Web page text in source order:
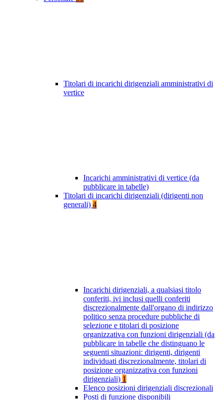
Titolari di incarichi dirigenziali amministrativi di
vertice
Incarichi amministrativi di vertice (da
pubblicare in tabelle)
Titolari di incarichi dirigenziali (dirigenti non
generali) 4
Incarichi dirigenziali, a qualsiasi titolo
conferiti, ivi inclusi quelli conferiti
discrezionalmente dall'organo di indirizzo
politico senza procedure pubbliche di
selezione e titolari di posizione
organizzativa con funzioni dirigenziali (da
pubblicare in tabelle che distinguano le
seguenti situazioni: dirigenti, dirigenti
individuati discrezionalmente, titolari di
posizione organizzativa con funzioni
dirigenziali) 1
Elenco posizioni dirigenziali discrezionali
Posti di funzione disponibili